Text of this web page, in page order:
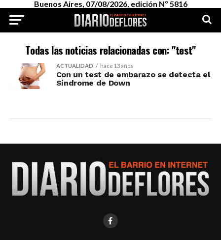
Buenos Aires, 07/08/2026, edición Nº 5816
Todas las noticias relacionadas con: "test"
ACTUALIDAD hace 13 años
Con un test de embarazo se detecta el
Síndrome de Down